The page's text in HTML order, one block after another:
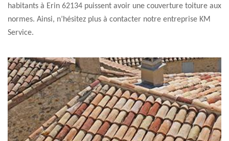
habitants à Erin 62134 puissent avoir une couverture toiture aux
normes. Ainsi, n’hésitez plus à contacter notre entreprise KM
Service.